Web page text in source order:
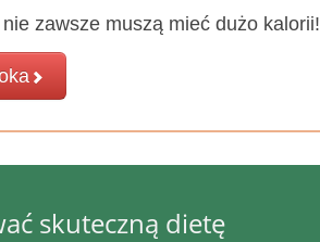
zawsze muszą mieć dużo kalorii!
skuteczną dietę